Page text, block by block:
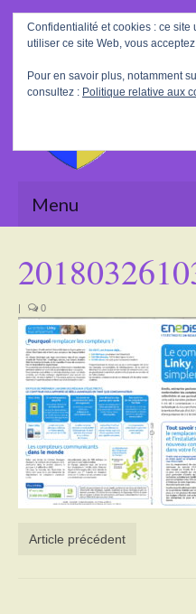
Rechercher
:
Menu
La Mairie
Le village
Tourisme
Actualités
Activités
Poésie
Contact
Heures d’ouverture
| 0
Article précédent
Confidentialité et cookies : ce
utiliser ce site Web, vous
Pour en savoir plus, notamment
consultez : Politique relative aux